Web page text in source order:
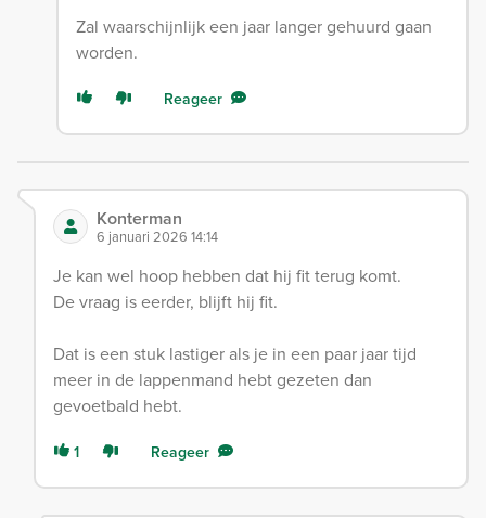
Zal waarschijnlijk een jaar langer gehuurd gaan
worden.
Reageer
Konterman
6 januari 2026 14:14
Je kan wel hoop hebben dat hij fit terug komt.
De vraag is eerder, blijft hij fit.
Dat is een stuk lastiger als je in een paar jaar tijd
meer in de lappenmand hebt gezeten dan
gevoetbald hebt.
1 Reageer